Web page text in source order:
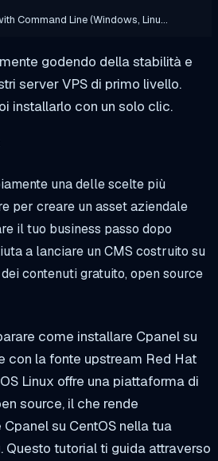
Command Line (Windows, Linu…
godendo della stabilità e
server VPS di primo livello.
installarlo con un solo clic.
una delle scelte più
per creare un asset aziendale
il tuo business passo dopo
a lanciare un CMS costruito su
contenuti gratuito, open source
come installare Cpanel su
con la fonte upstream Red Hat
Linux offre una piattaforma di
source, il che rende
su CentOS nella tua
Questo tutorial ti guida attraverso